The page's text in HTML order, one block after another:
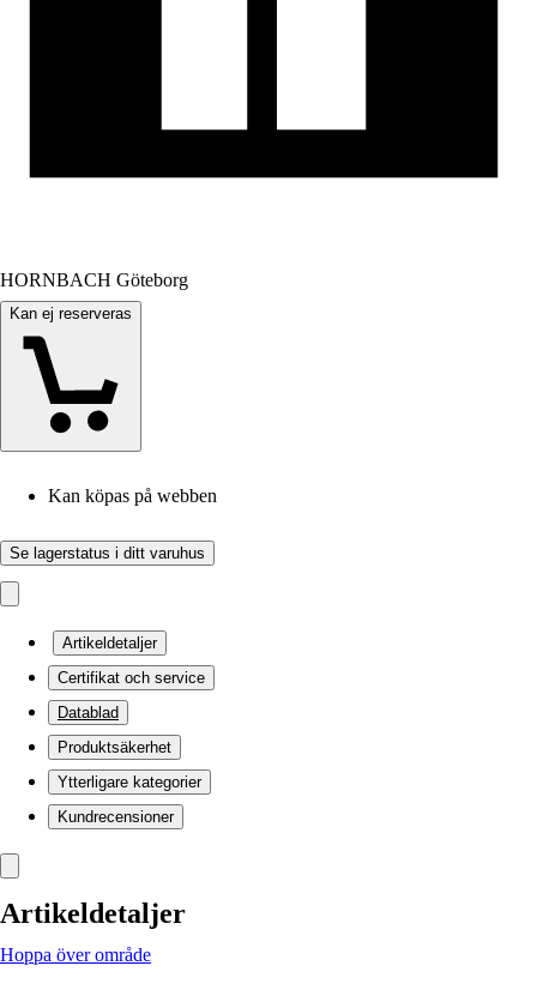
HORNBACH Göteborg
Kan ej reserveras
Kan köpas på webben
Se lagerstatus i ditt varuhus
Artikeldetaljer
Certifikat och service
Datablad
Produktsäkerhet
Ytterligare kategorier
Kundrecensioner
Artikeldetaljer
Hoppa över område